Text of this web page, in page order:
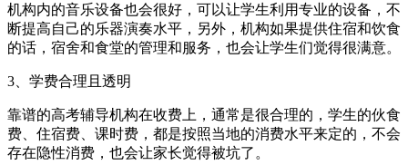
机构内的音乐设备也会很好，可以让学生利用专业的设备，不
断提高自己的乐器演奏水平，另外，机构如果提供住宿和饮食
的话，宿舍和食堂的管理和服务，也会让学生们觉得很满意。
3、学费合理且透明
靠谱的高考辅导机构在收费上，通常是很合理的，学生的伙食
费、住宿费、课时费，都是按照当地的消费水平来定的，不会
存在隐性消费，也会让家长觉得被坑了。